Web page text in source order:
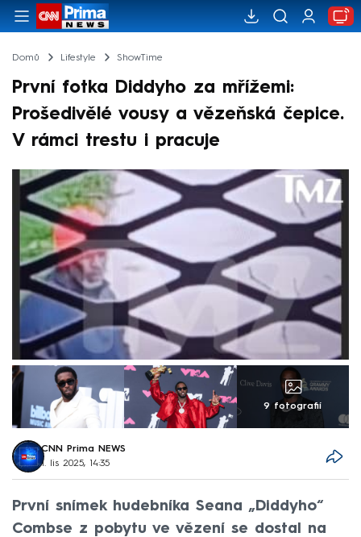
Domů Lifestyle ShowTime
První fotka Diddyho za mřížemi:
Prošedivělé vousy a vězeňská čepice.
V rámci trestu i pracuje
9 fotografií
CNN Prima NEWS
1. lis 2025, 14:35
První snímek hudebníka Seana „Diddyho“
Combse z pobytu ve vězení se dostal na